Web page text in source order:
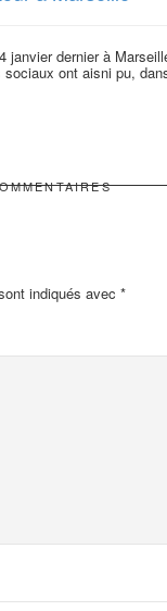
janvier dernier à
sociaux ont aisni pu,
indiqués avec *